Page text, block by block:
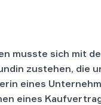
musste sich mit
zustehen, die
eines
eines